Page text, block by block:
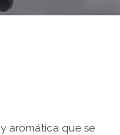
aromática que se